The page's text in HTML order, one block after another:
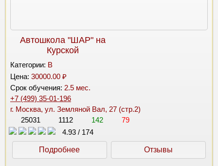
Автошкола "ШАР" на
Курской
Категории: B
Цена: 30000.00 ₽
Срок обучения: 2.5 мес.
+7 (499) 35-01-196
г. Москва, ул. Земляной Вал, 27 (стр.2)
25031
1112 142
79
4.93 / 174
Подробнее Отзывы